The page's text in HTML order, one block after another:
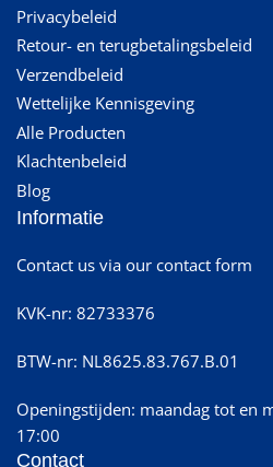
Privacybeleid
Retour- en terugbetalingsbeleid
Verzendbeleid
Wettelijke Kennisgeving
Alle Producten
Klachtenbeleid
Blog
Informatie
Contact us via our contact form
KVK-nr: 82733376
BTW-nr: NL8625.83.767.B.01
Openingstijden: maandag tot en
17:00
Contact